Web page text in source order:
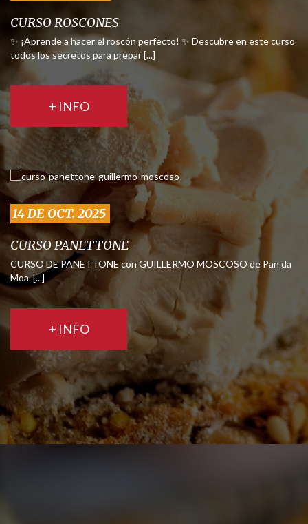
CURSO ROSCONES
✨ ¡Aprende a hacer el roscón perfecto! ✨ Descubre en este curso
todos los secretos para prepar [...]
+ INFO
14 DE OCT. 2025
CURSO PANETTONE
CURSO DE PANETTONE con GUILLERMO MOSCOSO de Pan da
Moa. [...]
+ INFO